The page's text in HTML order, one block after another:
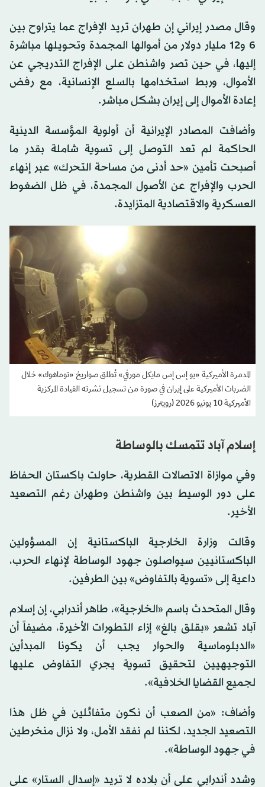
وقال مصدر إيراني إن طهران تريد الإفراج عما يتراوح بين
6 و12 مليار دولار من أموالها المجمدة وتحويلها مباشرة
إليها، في حين تصر واشنطن على الإفراج التدريجي عن
الأموال، وربط استخدامها بالسلع الإنسانية، مع رفض
إعادة الأموال إلى إيران بشكل مباشر.
وأضافت المصادر الإيرانية أن أولوية المؤسسة الدينية
الحاكمة لم تعد التوصل إلى تسوية شاملة بقدر ما
أصبحت تأمين «حد أدنى من مساحة التحرك» عبر إنهاء
الحرب والإفراج عن الأصول المجمدة، في ظل الضغوط
العسكرية والاقتصادية المتزايدة.
المدمرة الأميركية «يو إس إس مايكل مورفي» تُطلق صواريخ «توماهوك» خلال
الضربات الأميركية على إيران في صورة من تسجيل نشرته القيادة المركزية
الأميركية 10 يونيو 2026 (رويترز)
إسلام آباد تتمسك بالوساطة
وفي موازاة الاتصالات القطرية، حاولت باكستان الحفاظ
على دور الوسيط بين واشنطن وطهران رغم التصعيد
الأخير.
وقالت وزارة الخارجية الباكستانية إن المسؤولين
الباكستانيين سيواصلون جهود الوساطة لإنهاء الحرب،
داعية إلى «تسوية بالتفاوض» بين الطرفين.
وقال المتحدث باسم «الخارجية»، طاهر أندرابي، إن إسلام
آباد تشعر «بقلق بالغ» إزاء التطورات الأخيرة، مضيفاً أن
«الدبلوماسية والحوار يجب أن يكونا المبدأين
التوجيهيين لتحقيق تسوية يجري التفاوض عليها
لجميع القضايا الخلافية».
وأضاف: «من الصعب أن نكون متفائلين في ظل هذا
التصعيد الجديد، لكننا لم نفقد الأمل، ولا نزال منخرطين
في جهود الوساطة».
وشدد أندرابي على أن بلاده لا تريد «إسدال الستار» على